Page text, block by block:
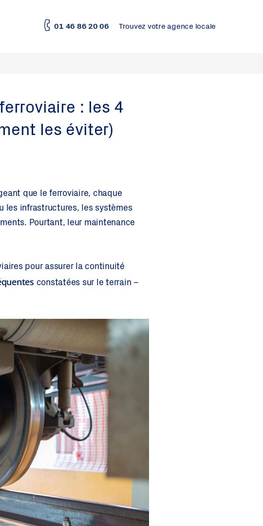
01 46 86 20 06 Trouvez votre agence locale
: les 4
les éviter)
que le ferroviaire, chaque
les infrastructures, les systèmes
Pourtant, leur maintenance
pour assurer la continuité
constatées sur le terrain –